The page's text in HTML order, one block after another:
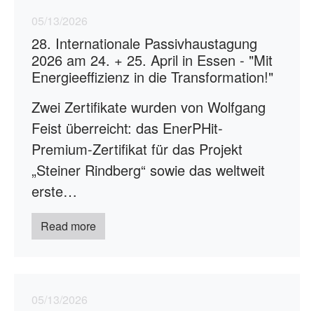
05/13/2026
28. Internationale Passivhaustagung
2026 am 24. + 25. April in Essen - "Mit
Energieeffizienz in die Transformation!"
Zwei Zertifikate wurden von Wolfgang
Feist überreicht: das EnerPHit-
Premium-Zertifikat für das Projekt
„Steiner Rindberg“ sowie das weltweit
erste…
Read more
05/13/2026